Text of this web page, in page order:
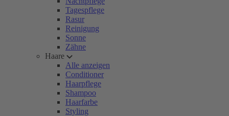
Tagespflege
Rasur
Reinigung
Sonne
Zähne
Haare
Alle anzeigen
Conditioner
Haarpflege
Shampoo
Haarfarbe
Styling